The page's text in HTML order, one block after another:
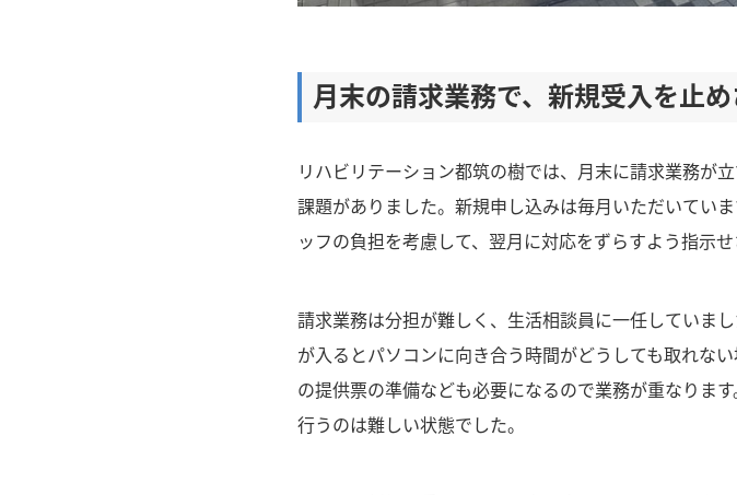
月末の請求業務で、新規受入を止
リハビリテーション都筑の樹では、月末に請求業務が
課題がありました。新規申し込みは毎月いただいてい
ッフの負担を考慮して、翌月に対応をずらすよう指示せ
請求業務は分担が難しく、生活相談員に一任していま
が入るとパソコンに向き合う時間がどうしても取れな
の提供票の準備なども必要になるので業務が重なりま
行うのは難しい状態でした。